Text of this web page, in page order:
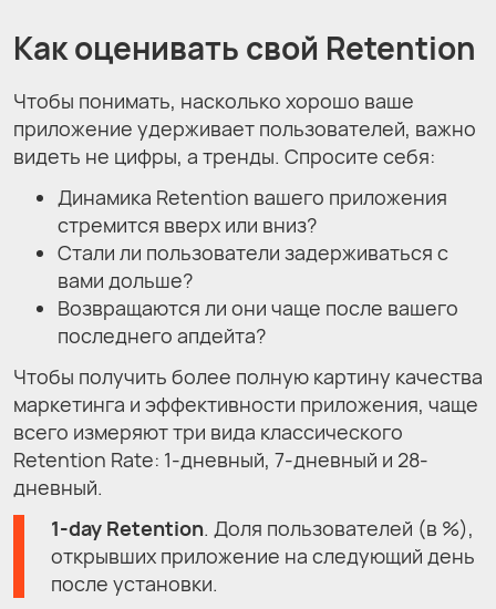
Как оценивать свой Retention
Чтобы понимать, насколько хорошо ваше
приложение удерживает пользователей, важно
видеть не цифры, а тренды. Спросите себя:
Динамика Retention вашего приложения
стремится вверх или вниз?
Стали ли пользователи задерживаться с
вами дольше?
Возвращаются ли они чаще после вашего
последнего апдейта?
Чтобы получить более полную картину качества
маркетинга и эффективности приложения, чаще
всего измеряют три вида классического
Retention Rate: 1-дневный, 7-дневный и 28-
дневный.
1-day Retention. Доля пользователей (в %),
открывших приложение на следующий день
после установки.